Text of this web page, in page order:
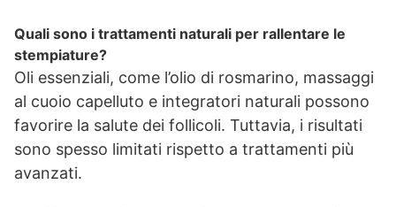
Quali sono i trattamenti naturali per rallentare le
stempiature?
Oli essenziali, come l’olio di rosmarino, massaggi
al cuoio capelluto e integratori naturali possono
favorire la salute dei follicoli. Tuttavia, i risultati
sono spesso limitati rispetto a trattamenti più
avanzati.